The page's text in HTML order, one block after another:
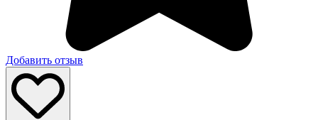
Добавить отзыв